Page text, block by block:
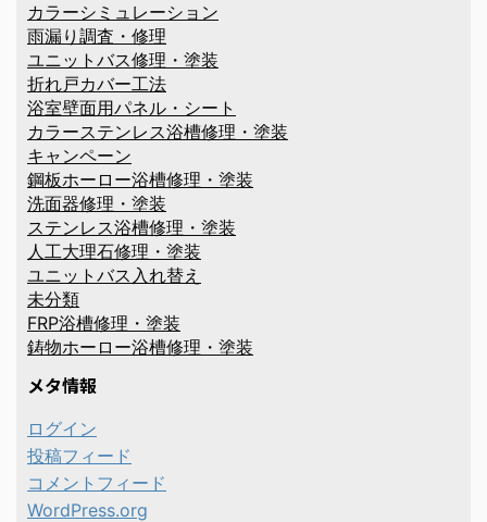
カラーシミュレーション
雨漏り調査・修理
ユニットバス修理・塗装
折れ戸カバー工法
浴室壁面用パネル・シート
カラーステンレス浴槽修理・塗装
キャンペーン
鋼板ホーロー浴槽修理・塗装
洗面器修理・塗装
ステンレス浴槽修理・塗装
人工大理石修理・塗装
ユニットバス入れ替え
未分類
FRP浴槽修理・塗装
鋳物ホーロー浴槽修理・塗装
メタ情報
ログイン
投稿フィード
コメントフィード
WordPress.org